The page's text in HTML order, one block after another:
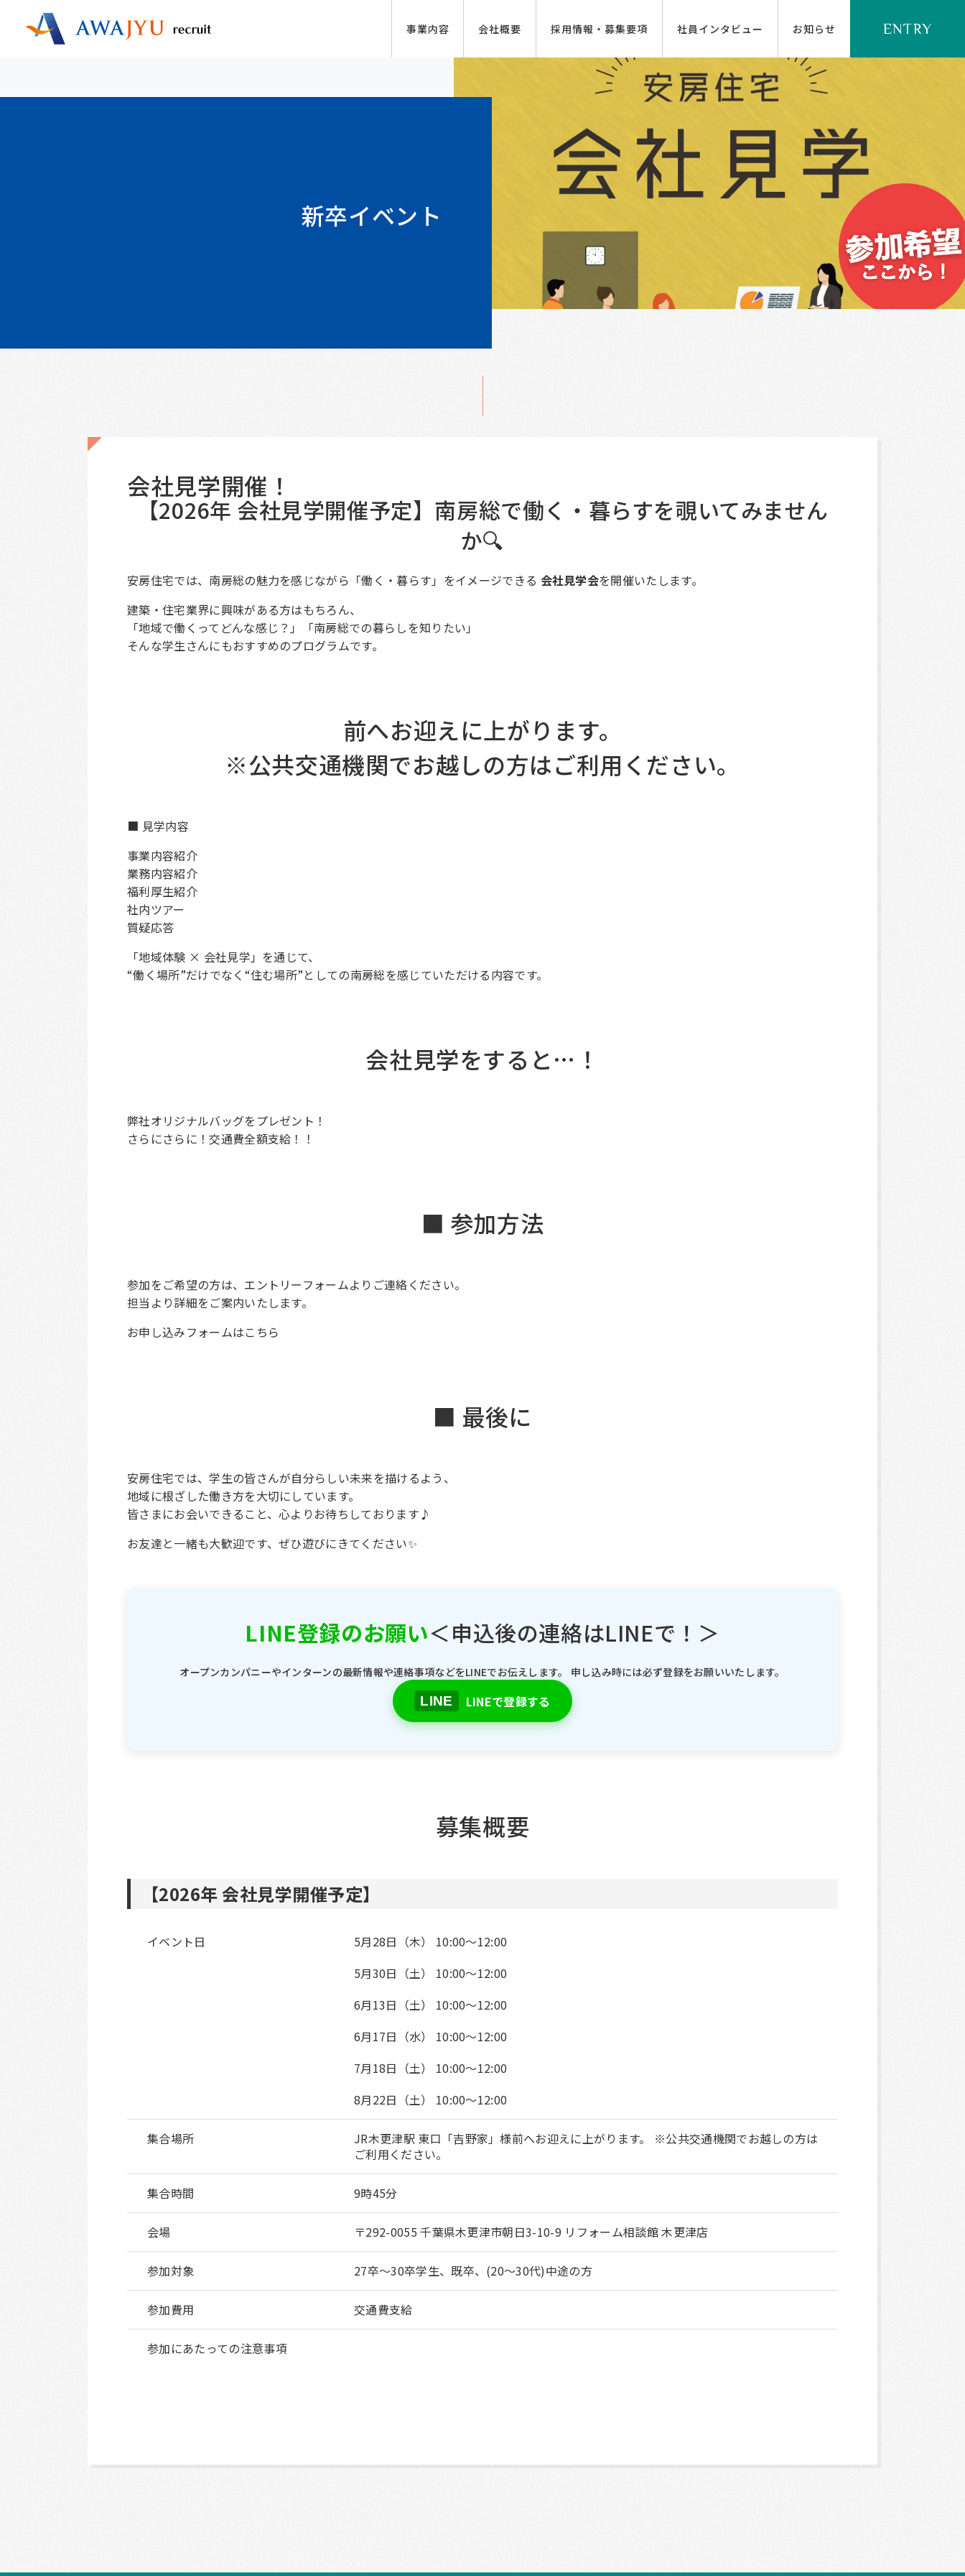
事業内容 会社概要 採用情報・募集要項 社員インタビュー お知らせ ENTRY
新卒イベント
会社見学開催！
【2026年 会社見学開催予定】南房総で働く・暮らすを覗いてみません
か🔍
安房住宅では、南房総の魅力を感じながら「働く・暮らす」をイメージできる 会社見学会を開催いたします。
建築・住宅業界に興味がある方はもちろん、
「地域で働くってどんな感じ？」「南房総での暮らしを知りたい」
そんな学生さんにもおすすめのプログラムです。
前へお迎えに上がります。
※公共交通機関でお越しの方はご利用ください。
■ 見学内容
事業内容紹介
業務内容紹介
福利厚生紹介
社内ツアー
質疑応答
「地域体験 × 会社見学」を通じて、
“働く場所”だけでなく“住む場所”としての南房総を感じていただける内容です。
会社見学をすると…！
弊社オリジナルバッグをプレゼント！
さらにさらに！交通費全額支給！！
■ 参加方法
参加をご希望の方は、エントリーフォームよりご連絡ください。
担当より詳細をご案内いたします。
お申し込みフォームはこちら
■ 最後に
安房住宅では、学生の皆さんが自分らしい未来を描けるよう、
地域に根ざした働き方を大切にしています。
皆さまにお会いできること、心よりお待ちしております♪
お友達と一緒も大歓迎です、ぜひ遊びにきてください✨
LINE登録のお願い＜申込後の連絡はLINEで！＞
オープンカンパニーやインターンの最新情報や連絡事項などをLINEでお伝えします。 申し込み時には必ず登録をお願いいたします。
LINE LINEで登録する
募集概要
【2026年 会社見学開催予定】
イベント日
5月28日（木） 10:00～12:00
5月30日（土） 10:00～12:00
6月13日（土） 10:00～12:00
6月17日（水） 10:00～12:00
7月18日（土） 10:00～12:00
8月22日（土） 10:00～12:00
集合場所
JR木更津駅 東口「吉野家」様前へお迎えに上がります。 ※公共交通機関でお越しの方は
ご利用ください。
集合時間 9時45分
会場 〒292-0055 千葉県木更津市朝日3-10-9 リフォーム相談館 木更津店
参加対象 27卒～30卒学生、既卒、(20～30代)中途の方
参加費用 交通費支給
参加にあたっての注意事項